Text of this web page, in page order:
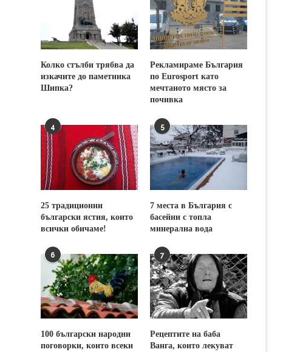
Колко стълби трябва да
изкачите до паметника
Шипка?
Рекламираме България
по Eurosport като
мечтаното място за
почивка
4
25 традиционни
български ястия, които
всички обичаме!
5
7 места в България с
басейни с топла
минерална вода
6
100 български народни
поговорки, които всеки
7
Рецептите на баба
Ванга, които лекуват